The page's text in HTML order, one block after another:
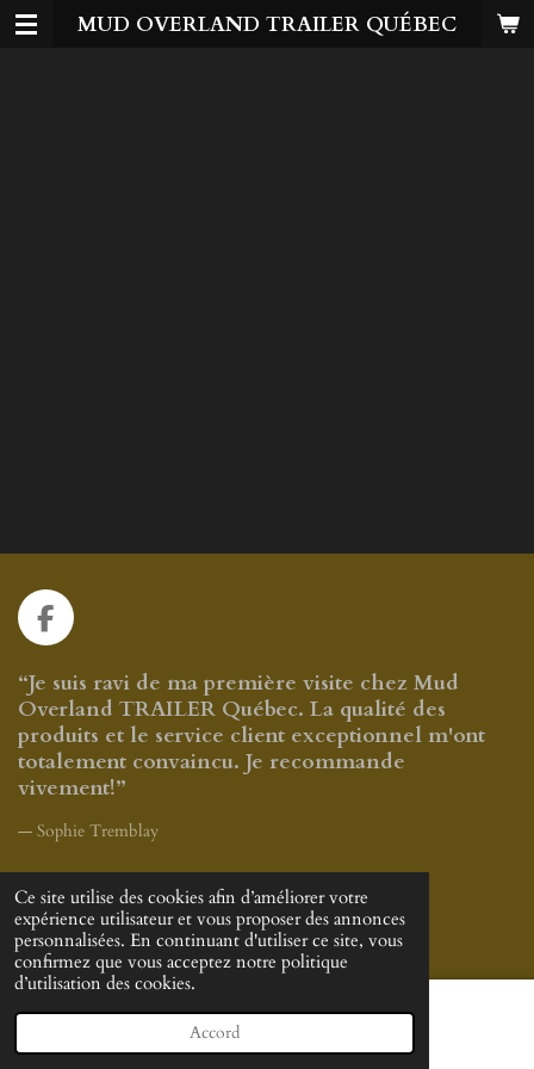
Ce site utilise des cookies afin d’améliorer votre
expérience utilisateur et vous proposer des annonces
personnalisées. En continuant d'utiliser ce site, vous
confirmez que vous acceptez notre politique
d’utilisation des cookies.
Accord
Passer
MUD OVERLAND TRAILER QUÉBEC
F
a
c
e
b
o
o
“Je suis ravi de ma première visite chez Mud
Overland TRAILER Québec. La qualité des
produits et le service client exceptionnel m'ont
totalement convaincu. Je recommande
vivement!”
— Sophie Tremblay
© 2024 - 2026 Mud Overland Trailer Québec
Propulsé par Webador